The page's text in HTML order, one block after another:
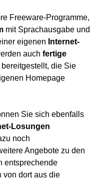
Freeware-Programme,
mit Sprachausgabe und
eigenen Internet-
auch fertige
bereitgestellt, die Sie
Homepage
Sie sich ebenfalls
Losungen
noch
Angebote zu den
entsprechende
von dort aus die